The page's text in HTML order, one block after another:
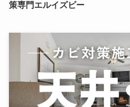
策専門エルイズビー